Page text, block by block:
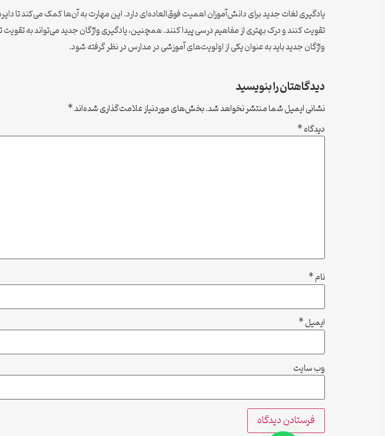
یادگیری لغات جدید برای دانش‌آموزان اهمیت فوق‌العاده‌ای دارد. این مهارت به آن‌ها کمک می‌کند تا
تقویت کنند و درک بهتری از مفاهیم درسی پیدا کنند. همچنین، یادگیری واژگان جدید می‌تواند به
واژگان جدید باید به عنوان یکی از اولویت‌های آموزشی در مدارس در نظر گرفته شود.
دیدگاهتان را بنویسید
نشانی ایمیل شما منتشر نخواهد شد.بخش‌های موردنیاز علامت‌گذاری شده‌اند*
دیدگاه*
نام*
ایمیل*
وب‌ سایت